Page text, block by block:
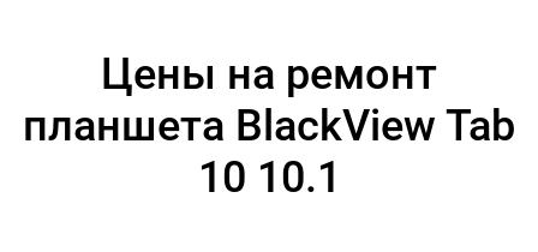
Цены на ремонт
планшета BlackView Tab
10 10.1